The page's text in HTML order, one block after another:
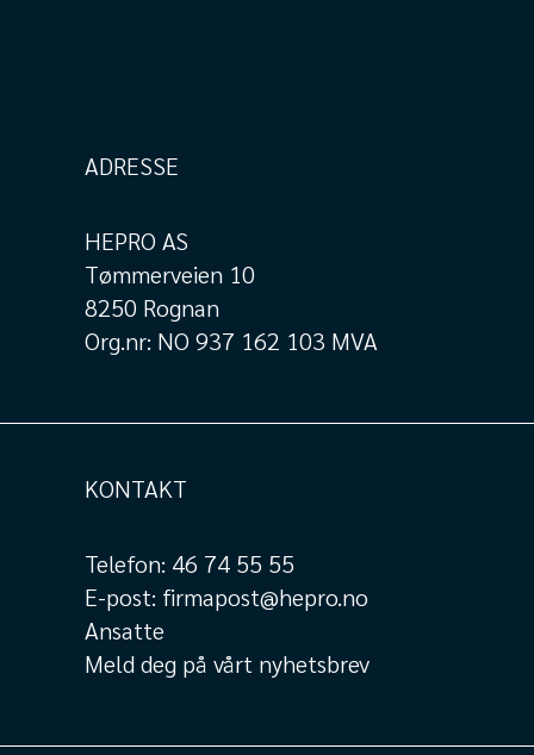
ADRESSE
HEPRO AS
Tømmerveien 10
8250 Rognan
Org.nr: NO 937 162 103 MVA
KONTAKT
Telefon: 46 74 55 55
E-post: firmapost@hepro.no
Ansatte
Meld deg på vårt nyhetsbrev